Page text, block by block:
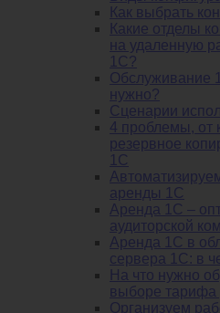
Как выбрать
Какие отделы
на удаленную
1С?
Обслуживание
нужно?
Сценарии
4 проблемы, от
резервное
1С
аренды 1С
Аренда 1С –
аудиторской
Аренда 1С в
сервера 1С: в
На что нужно
выборе
Организуем